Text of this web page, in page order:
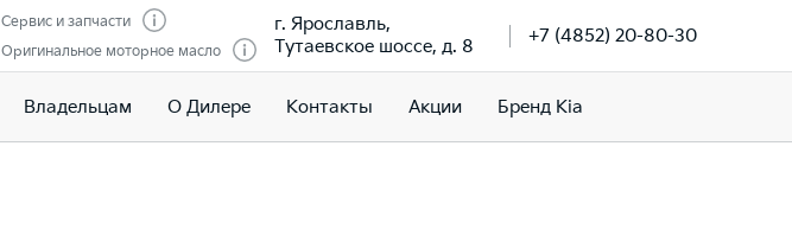
Сервис и запчасти
Оригинальное моторное масло
г. Ярославль,
Тутаевское шоссе, д. 8
+7 (4852) 20-80-30
Владельцам О Дилере Контакты Акции Бренд Kia